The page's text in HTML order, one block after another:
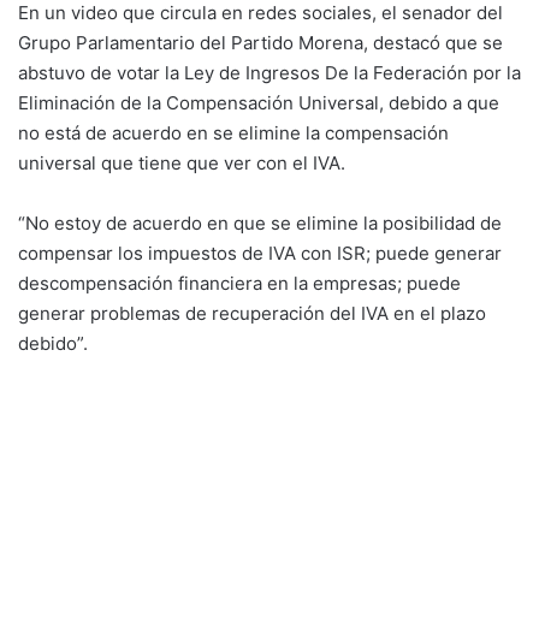
En un video que circula en redes sociales, el senador del
Grupo Parlamentario del Partido Morena, destacó que se
abstuvo de votar la Ley de Ingresos De la Federación por la
Eliminación de la Compensación Universal, debido a que
no está de acuerdo en se elimine la compensación
universal que tiene que ver con el IVA.
“No estoy de acuerdo en que se elimine la posibilidad de
compensar los impuestos de IVA con ISR; puede generar
descompensación financiera en la empresas; puede
generar problemas de recuperación del IVA en el plazo
debido”.